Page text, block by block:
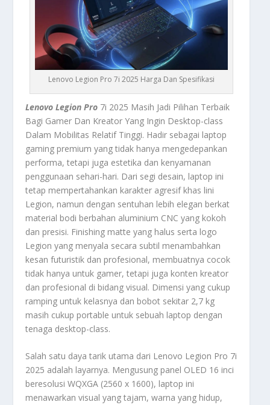
Lenovo Legion Pro 7i 2025 Harga Dan Spesifikasi
Lenovo Legion Pro 7i 2025 Masih Jadi Pilihan Terbaik
Bagi Gamer Dan Kreator Yang Ingin Desktop-class
Dalam Mobilitas Relatif Tinggi. Hadir sebagai laptop
gaming premium yang tidak hanya mengedepankan
performa, tetapi juga estetika dan kenyamanan
penggunaan sehari-hari. Dari segi desain, laptop ini
tetap mempertahankan karakter agresif khas lini
Legion, namun dengan sentuhan lebih elegan berkat
material bodi berbahan aluminium CNC yang kokoh
dan presisi. Finishing matte yang halus serta logo
Legion yang menyala secara subtil menambahkan
kesan futuristik dan profesional, membuatnya cocok
tidak hanya untuk gamer, tetapi juga konten kreator
dan profesional di bidang visual. Dimensi yang cukup
ramping untuk kelasnya dan bobot sekitar 2,7 kg
masih cukup portable untuk sebuah laptop dengan
tenaga desktop-class.
Salah satu daya tarik utama dari Lenovo Legion Pro 7i
2025 adalah layarnya. Mengusung panel OLED 16 inci
beresolusi WQXGA (2560 x 1600), laptop ini
menawarkan visual yang tajam, warna yang hidup,